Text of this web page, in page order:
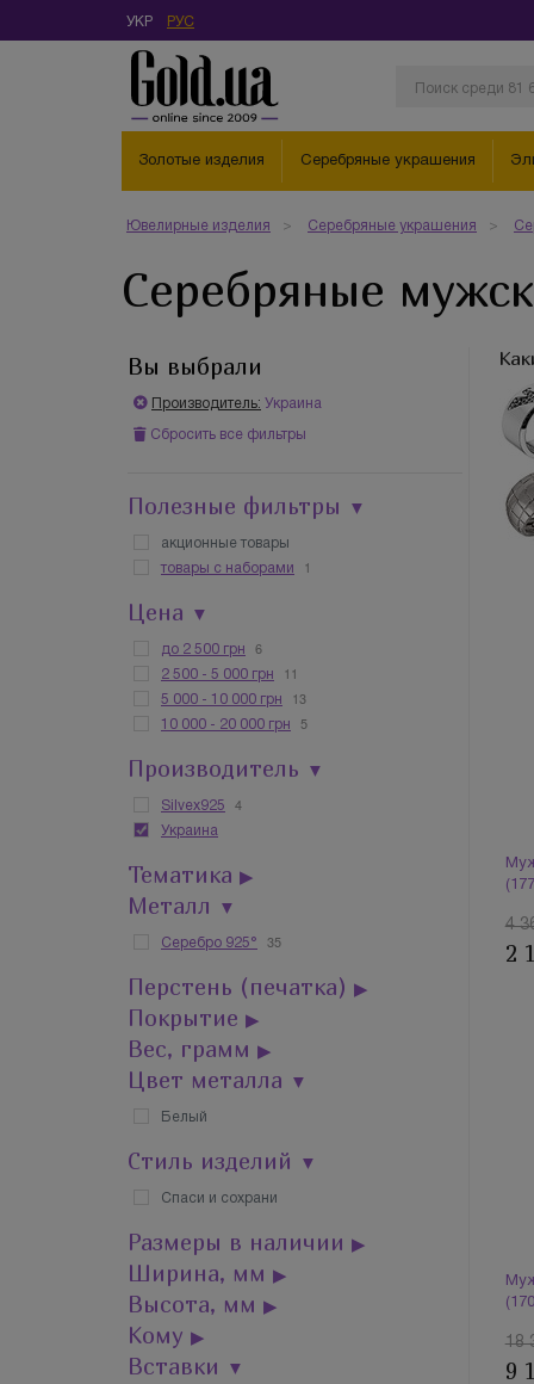
УКР РУС
Золотые изделия Серебряные украшения
Ювелирные изделия Серебряные украшения
Серебряные
Вы выбрали
Производитель: Украина
Сбросить все фильтры
Полезные фильтры ▼
акционные товары
товары с наборами
1
Цена ▼
до 2 500 грн 6
2 500 - 5 000 грн 11
5 000 - 10 000 грн 13
10 000 - 20 000 грн 5
Производитель ▼
Silvex925 4
Украина
Тематика ▶
Металл ▼
Серебро 925° 35
Перстень (печатка) ▶
Покрытие ▶
Вес, грамм ▶
Цвет металла ▼
Белый
Стиль изделий ▼
Спаси и сохрани
Размеры в наличии ▶
Ширина, мм ▶
Высота, мм ▶
Кому ▶
Вставки ▼
4
2
18
9